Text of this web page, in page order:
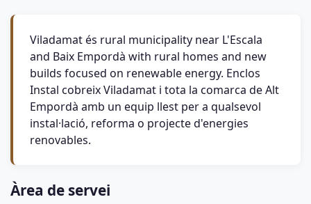
Viladamat és rural municipality near L'Escala
and Baix Empordà with rural homes and new
builds focused on renewable energy. Enclos
Instal cobreix Viladamat i tota la comarca de Alt
Empordà amb un equip llest per a qualsevol
instal·lació, reforma o projecte d'energies
renovables.
Àrea de servei